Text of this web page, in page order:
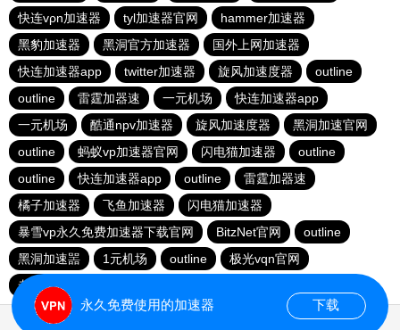
快连vρn加速器
tyl加速器官网
hammer加速器
黑豹加速器
黑洞官方加速器
国外上网加速器
快连加速器app
twitter加速器 旋风加速度器
outline
outline
雷霆加器速 一元机场
快连加速器app
一元机场
酷通npv加速器 旋风加速度器
黑洞加速官网
outline
蚂蚁vp加速器官网 闪电猫加速器
outline
outline
快连加速器app outline
雷霆加器速
橘子加速器
飞鱼加速器
闪电猫加速器
暴雪vp永久免费加速器下载官网
BitzNet官网
outline
黑洞加速噐
1元机场 outline
极光vqn官网
老佛爷加速器
永久免费使用的加速器 下载